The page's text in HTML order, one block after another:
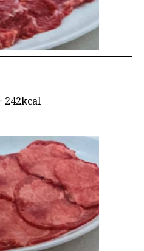
242kcal